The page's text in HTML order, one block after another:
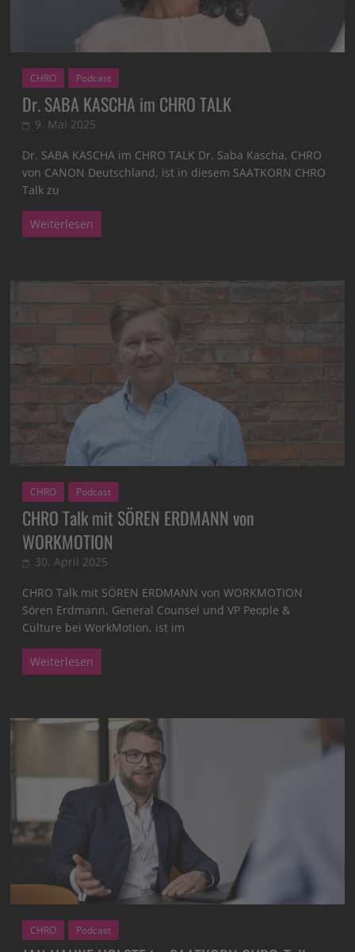
CHRO Podcast
Dr. SABA KASCHA im CHRO TALK
9. Mai 2025
Dr. SABA KASCHA im CHRO TALK Dr. Saba Kascha, CHRO
von CANON Deutschland, ist in diesem SAATKORN CHRO
Talk zu
Weiterlesen
CHRO Podcast
CHRO Talk mit SÖREN ERDMANN von
WORKMOTION
30. April 2025
CHRO Talk mit SÖREN ERDMANN von WORKMOTION
Sören Erdmann, General Counsel und VP People &
Culture bei WorkMotion, ist im
Weiterlesen
CHRO Podcast